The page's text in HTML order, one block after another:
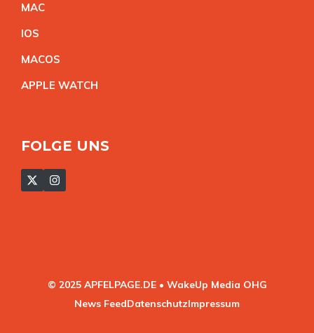
MAC
IOS
MACOS
APPLE WATCH
FOLGE UNS
© 2025 APFELPAGE.DE • WakeUp Media OHG
News FeedDatenschutzImpressum